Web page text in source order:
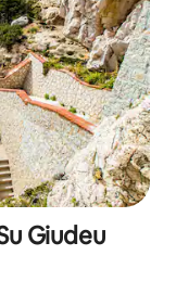
Giudeu